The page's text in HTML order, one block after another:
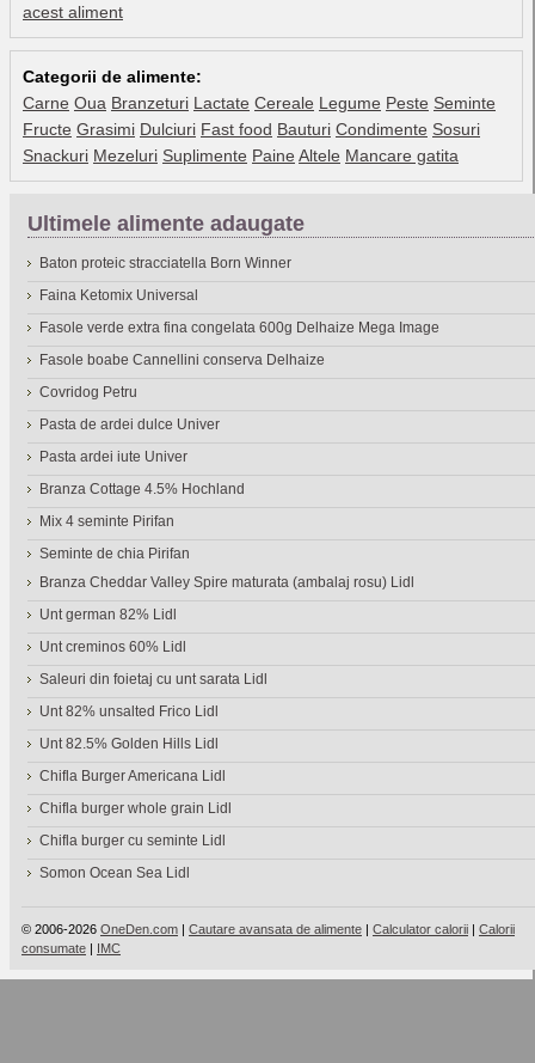
acest aliment
Categorii de alimente:
Carne Oua Branzeturi Lactate Cereale Legume Peste Seminte
Fructe Grasimi Dulciuri Fast food Bauturi Condimente Sosuri
Snackuri Mezeluri Suplimente Paine Altele Mancare gatita
Ultimele alimente adaugate
Baton proteic stracciatella Born Winner
Faina Ketomix Universal
Fasole verde extra fina congelata 600g Delhaize Mega Image
Fasole boabe Cannellini conserva Delhaize
Covridog Petru
Pasta de ardei dulce Univer
Pasta ardei iute Univer
Branza Cottage 4.5% Hochland
Mix 4 seminte Pirifan
Seminte de chia Pirifan
Branza Cheddar Valley Spire maturata (ambalaj rosu) Lidl
Unt german 82% Lidl
Unt creminos 60% Lidl
Saleuri din foietaj cu unt sarata Lidl
Unt 82% unsalted Frico Lidl
Unt 82.5% Golden Hills Lidl
Chifla Burger Americana Lidl
Chifla burger whole grain Lidl
Chifla burger cu seminte Lidl
Somon Ocean Sea Lidl
© 2006-2026 OneDen.com | Cautare avansata de alimente | Calculator calorii | Calorii
consumate | IMC